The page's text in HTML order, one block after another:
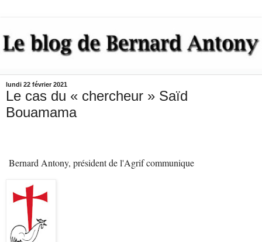
lundi 22 février 2021
Le cas du « chercheur » Saïd
Bouamama
Bernard Antony, président de l'Agrif communique